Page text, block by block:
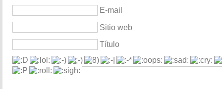
E-mail
Sitio web
Título